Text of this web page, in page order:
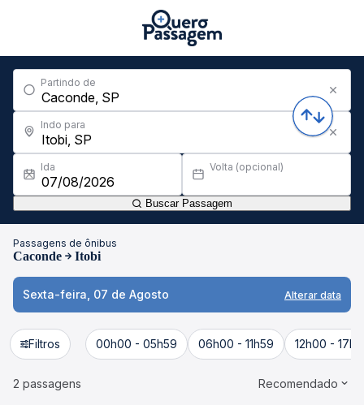
Partindo de
Indo para
Ida Volta (opcional)
Buscar Passagem
Passagens de ônibus
Caconde Itobi
Sexta-feira, 07 de Agosto Alterar data
Filtros 00h00 - 05h59 06h00 - 11h59 12h00 -
2 passagens Recomendado